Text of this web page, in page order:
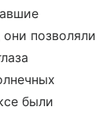
позволяли
были